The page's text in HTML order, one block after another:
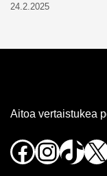
24.2.2025
Aitoa vertaistukea
Facebook
Instagram
TikTok
X